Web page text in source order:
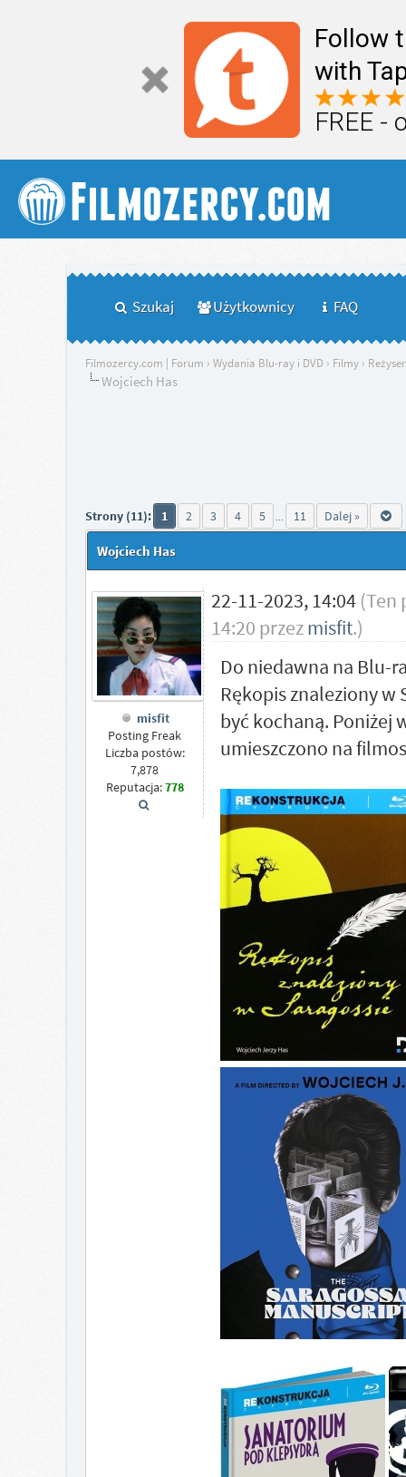
Follow
with
FREE -
Szukaj Użytkownicy FAQ
Filmozercy.com | Forum › Wydania Blu-ray i DVD› Filmy›
Wojciech Has
Strony (11): 1 2 3 4 5 ... 11 Dalej »
Wojciech Has
misfit
Posting Freak
Liczba postów:
7,878
Reputacja:778
22-11-2023, 14:04 (Ten
14:20 przezmisfit.)
Do niedawna na Blu-
Rękopis znaleziony w
być kochaną. Poniżej
umieszczono na